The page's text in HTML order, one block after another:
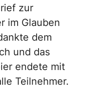
zur
im Glauben
dem
und das
endete mit
Teilnehmer.